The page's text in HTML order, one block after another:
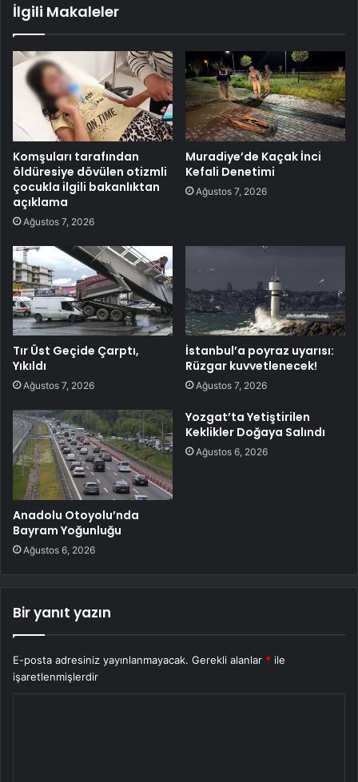
İlgili Makaleler
Komşuları tarafından
öldüresiye dövülen otizmli
çocukla ilgili bakanlıktan
açıklama
Ağustos 7, 2026
Muradiye’de Kaçak İnci
Kefali Denetimi
Ağustos 7, 2026
Tır Üst Geçide Çarptı,
Yıkıldı
Ağustos 7, 2026
İstanbul’a poyraz uyarısı:
Rüzgar kuvvetlenecek!
Ağustos 7, 2026
Anadolu Otoyolu’nda
Bayram Yoğunluğu
Ağustos 6, 2026
Yozgat’ta Yetiştirilen
Keklikler Doğaya Salındı
Ağustos 6, 2026
Bir yanıt yazın
E-posta adresiniz yayınlanmayacak. Gerekli alanlar * ile
işaretlenmişlerdir